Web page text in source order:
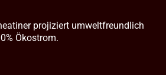
projiziert umweltfreundlich
Ökostrom.